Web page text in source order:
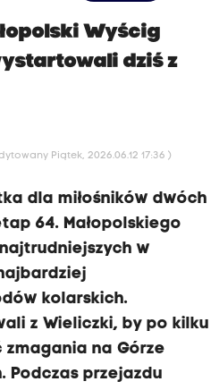
Wyścig
dziś z
Piątek, 2026.06.12 17:36 )
dla miłośników dwóch
64. Małopolskiego
w
kolarskich.
z Wieliczki, by po kilku
na Górze
Podczas przejazdu